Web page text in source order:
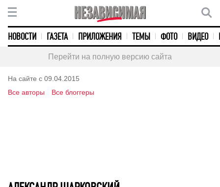
НОВОСТИ ГАЗЕТА ПРИЛОЖЕНИЯ ТЕМЫ ФОТО ВИДЕО
Перейти на полную версию сайта
На сайте с 09.04.2015
Все авторы
Все блоггеры